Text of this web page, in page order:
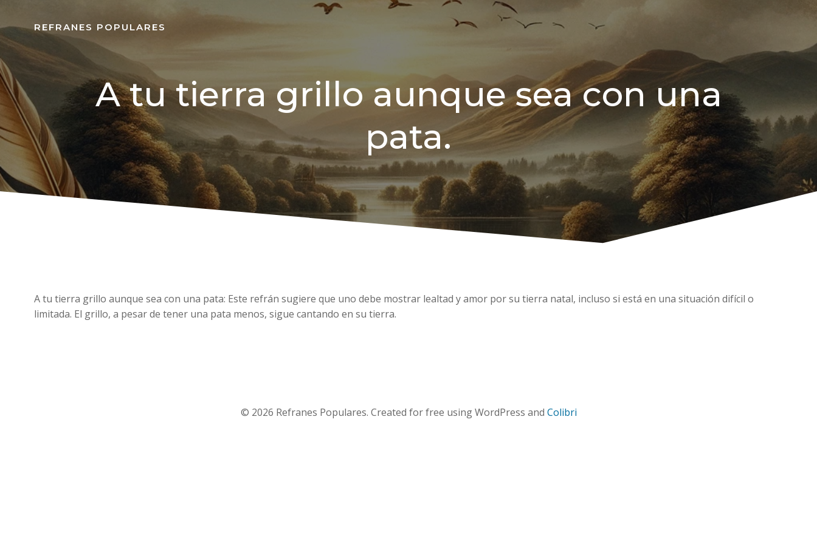
REFRANES POPULARES
A tu tierra grillo aunque sea con una
pata.
A tu tierra grillo aunque sea con una pata: Este refrán sugiere que uno debe mostrar lealtad y amor por su tierra natal, incluso si está en una situación difícil o
limitada. El grillo, a pesar de tener una pata menos, sigue cantando en su tierra.
© 2026 Refranes Populares. Created for free using WordPress and Colibri